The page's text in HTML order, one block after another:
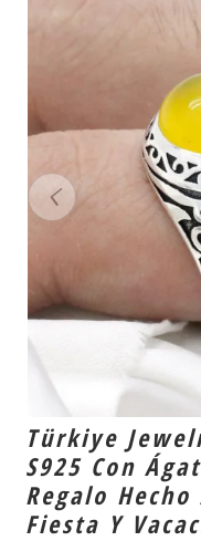
Türkiye
S925 Con
Regalo
Fiesta Y